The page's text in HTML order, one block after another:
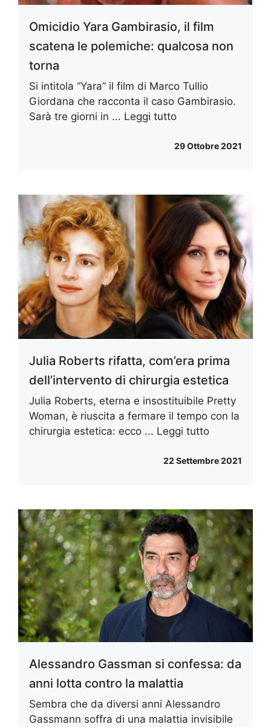
Omicidio Yara Gambirasio, il film
scatena le polemiche: qualcosa non
torna
Si intitola “Yara” il film di Marco Tullio
Giordana che racconta il caso Gambirasio.
Sarà tre giorni in ... Leggi tutto
29 Ottobre 2021
Julia Roberts rifatta, com’era prima
dell’intervento di chirurgia estetica
Julia Roberts, eterna e insostituibile Pretty
Woman, è riuscita a fermare il tempo con la
chirurgia estetica: ecco ... Leggi tutto
22 Settembre 2021
Alessandro Gassman si confessa: da
anni lotta contro la malattia
Sembra che da diversi anni Alessandro
Gassmann soffra di una malattia invisibile